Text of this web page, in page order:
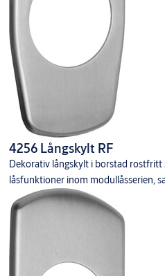
4256 Långskylt RF
Dekorativ långskylt i borstad rostfritt
låsfunktioner inom modullåsserien,